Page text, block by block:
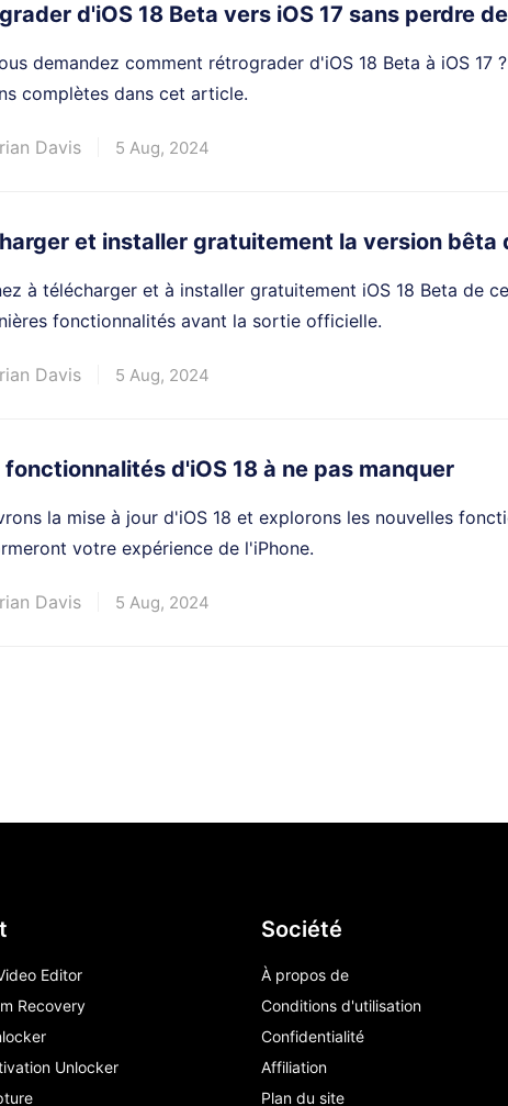
d'iOS 18 Beta vers iOS 17 sans perdre
demandez comment rétrograder d'iOS 18 Beta à iOS 17
complètes dans cet article.
Davis 5 Aug, 2024
et installer gratuitement la version bêta
à télécharger et à installer gratuitement iOS 18 Beta de
fonctionnalités avant la sortie officielle.
Davis 5 Aug, 2024
fonctionnalités d'iOS 18 à ne pas manquer
la mise à jour d'iOS 18 et explorons les nouvelles
votre expérience de l'iPhone.
Davis 5 Aug, 2024
Editor
Recovery
Unlocker
Société
À propos de
Conditions d'utilisation
Confidentialité
Affiliation
Plan du site